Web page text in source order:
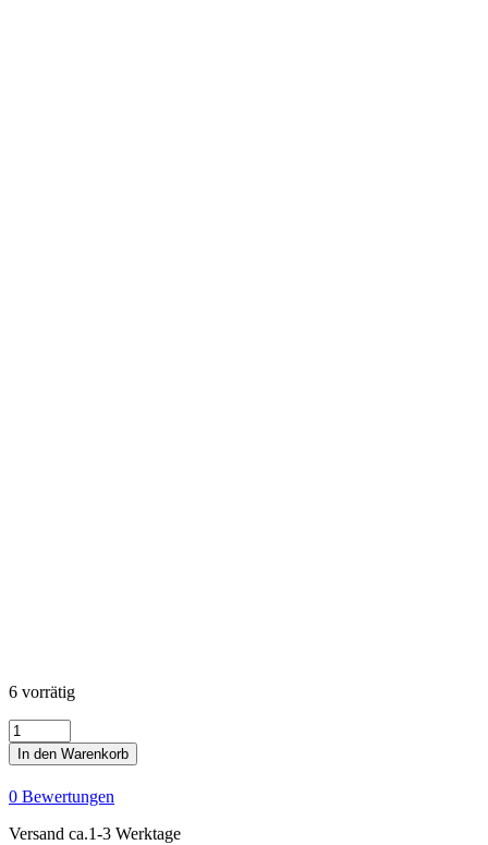
6 vorrätig
Leaflet
-
Butterflies
-
Breeze
Menge
In den Warenkorb
0 Bewertungen
Versand ca.1-3 Werktage